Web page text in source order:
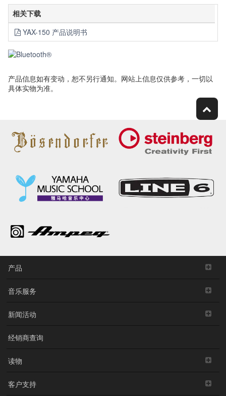
相关下载
YAX-150 产品说明书
产品信息如有变动，恕不另行通知。网站上信息仅供参考，一切以
具体实物为准。
产品
音乐服务
新闻活动
经销商查询
读物
客户支持